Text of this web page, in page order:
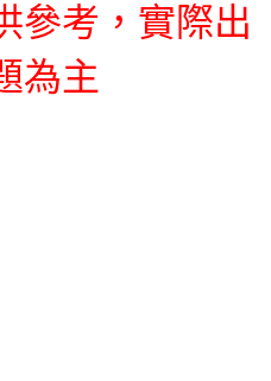
參考，實際出
為主